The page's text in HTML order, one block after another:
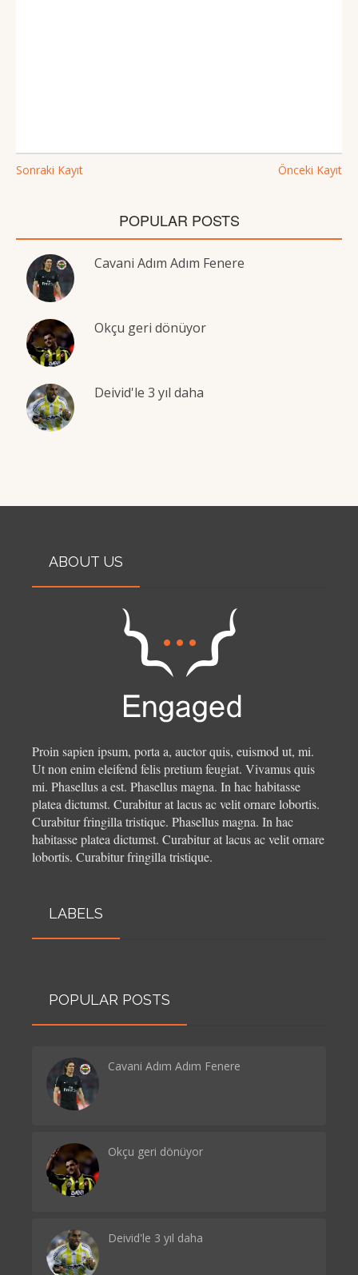
Sonraki Kayıt Önceki Kayıt
POPULAR POSTS
Cavani Adım Adım Fenere
Okçu geri dönüyor
Deivid'le 3 yıl daha
ABOUT US
Proin sapien ipsum, porta a, auctor quis, euismod ut, mi.
Ut non enim eleifend felis pretium feugiat. Vivamus quis
mi. Phasellus a est. Phasellus magna. In hac habitasse
platea dictumst. Curabitur at lacus ac velit ornare lobortis.
Curabitur fringilla tristique. Phasellus magna. In hac
habitasse platea dictumst. Curabitur at lacus ac velit ornare
lobortis. Curabitur fringilla tristique.
LABELS
POPULAR POSTS
Cavani Adım Adım Fenere
Okçu geri dönüyor
Deivid'le 3 yıl daha